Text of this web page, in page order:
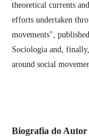
theoretical currents
efforts undertaken
movements",
Sociologia and,
around social
Biografia do Autor